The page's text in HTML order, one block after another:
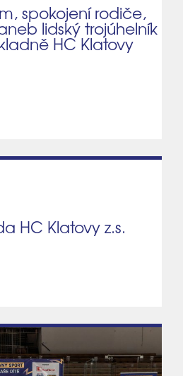
spokojení rodiče,
lidský trojúhelník
HC Klatovy
HC Klatovy z.s.